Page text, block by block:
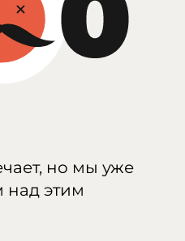
но мы уже
над этим